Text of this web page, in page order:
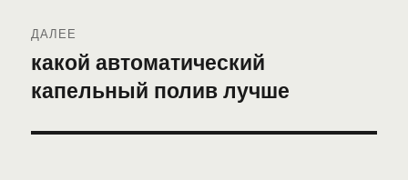
ДАЛЕЕ
Следующая
запись:
какой автоматический
капельный полив лучше